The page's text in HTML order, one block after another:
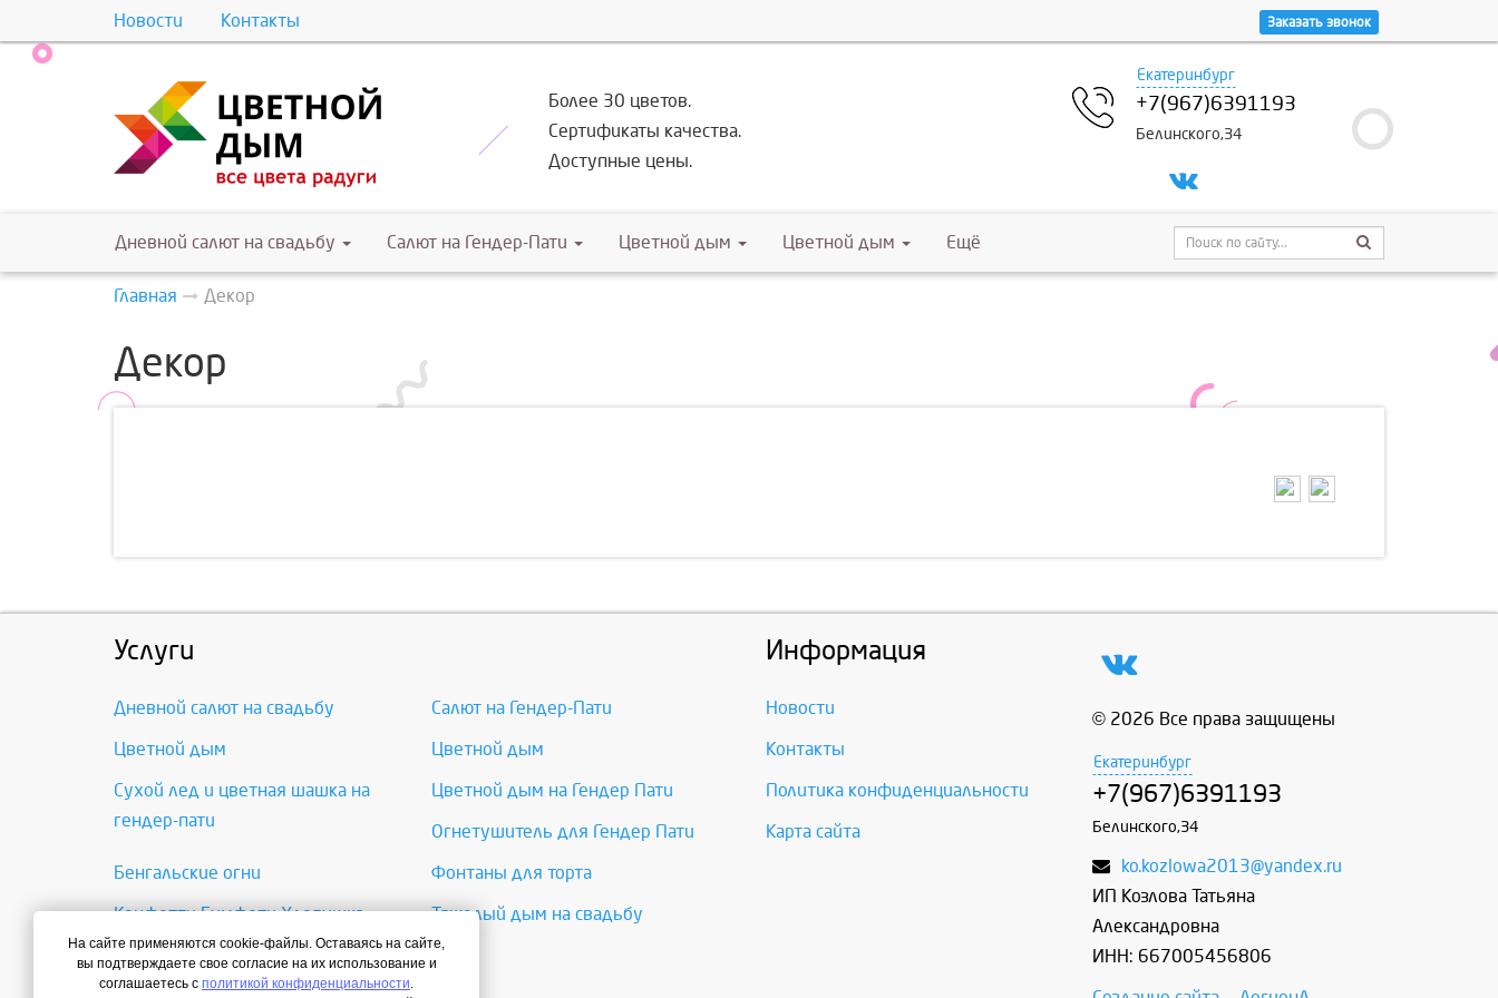
Новости Контакты Заказать звонок
Более 30 цветов.
Сертификаты качества.
Доступные цены.
Екатеринбург
+7(967)6391193
Белинского,34
Дневной салют на свадьбу Салют на Гендер-Пати Цветной дым Цветной дым Ещё
Главная Декор
Декор
Услуги
Дневной салют на свадьбу Салют на Гендер-Пати
Цветной дым Цветной дым
Сухой лед и цветная шашка на
гендер-пати
Цветной дым на Гендер Пати
Огнетушитель для Гендер Пати
Бенгальские огни Фонтаны для торта
Конфетти Бумфети Хлопушка Тяжелый дым на свадьбу
Цветные вспышки
Информация
Новости
Контакты
Политика конфиденциальности
Карта сайта
© 2026 Все права защищены
Екатеринбург
+7(967)6391193
Белинского,34
ko.kozlowa2013@yandex.ru
ИП Козлова Татьяна
Александровна
ИНН: 667005456806
На сайте применяются cookie-файлы. Оставаясь на сайте,
вы подтверждаете свое согласие на их использование и
соглашаетесь с политикой конфиденциальности.